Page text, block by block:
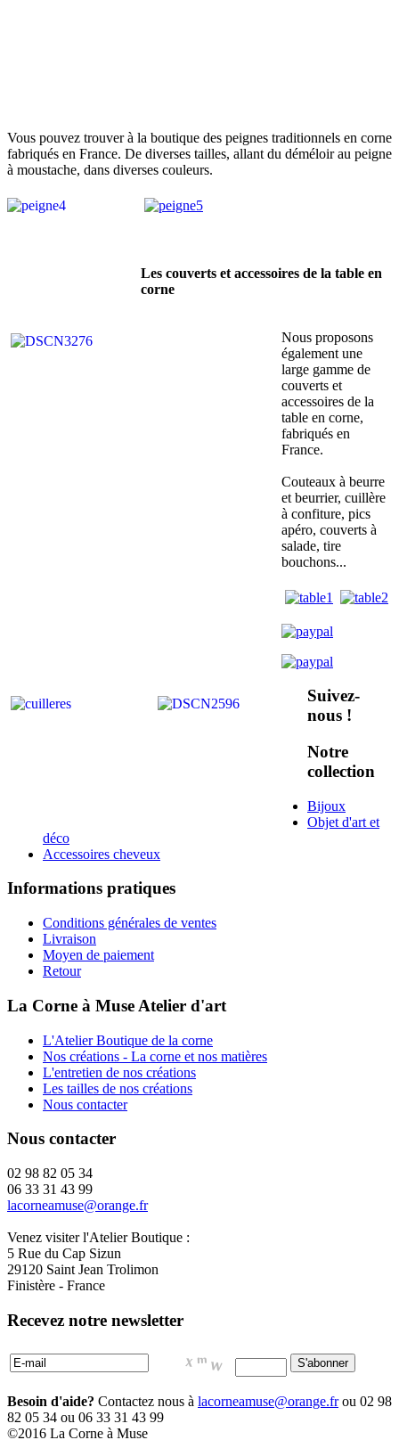
Vous pouvez trouver à la boutique des peignes traditionnels en corne
fabriqués en France. De diverses tailles, allant du déméloir au peigne
à moustache, dans diverses couleurs.
Les couverts et accessoires de la table en
corne
Nous proposons
également une
large gamme de
couverts et
accessoires de la
table en corne,
fabriqués en
France.
Couteaux à beurre
et beurrier, cuillère
à confiture, pics
apéro, couverts à
salade, tire
bouchons...
Suivez-
nous !
Notre
collection
Bijoux
Objet d'art et
déco
Accessoires cheveux
Informations pratiques
Conditions générales de ventes
Livraison
Moyen de paiement
Retour
La Corne à Muse Atelier d'art
L'Atelier Boutique de la corne
Nos créations - La corne et nos matières
L'entretien de nos créations
Les tailles de nos créations
Nous contacter
Nous contacter
02 98 82 05 34
06 33 31 43 99
lacorneamuse@orange.fr
Venez visiter l'Atelier Boutique :
5 Rue du Cap Sizun
29120 Saint Jean Trolimon
Finistère - France
Recevez notre newsletter
Besoin d'aide? Contactez nous à lacorneamuse@orange.frou 02 98
82 05 34 ou 06 33 31 43 99
©2016 La Corne à Muse